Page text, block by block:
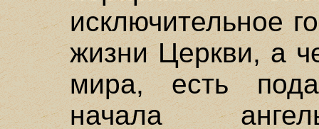
исключительное
жизни Церкви, а
мира, есть
начала